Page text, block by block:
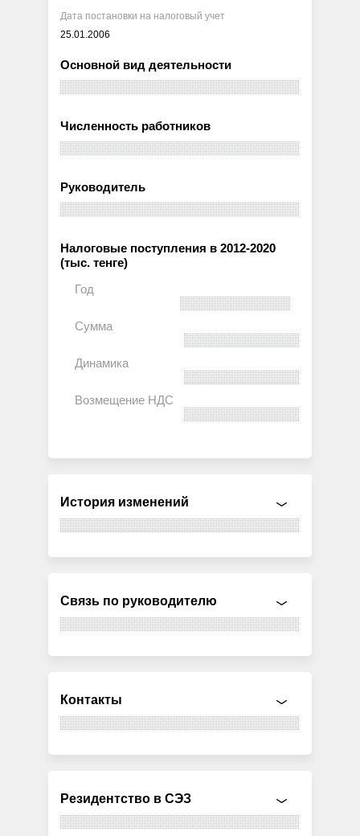
Дата постановки на налоговый учет
25.01.2006
Основной вид деятельности
Численность работников
Руководитель
Налоговые поступления в 2012-2020
(тыс. тенге)
История изменений
Связь по руководителю
Контакты
Резидентство в СЭЗ